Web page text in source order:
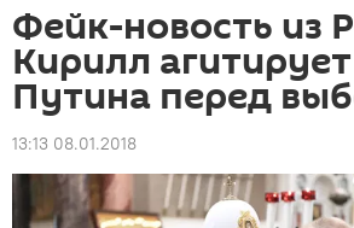
Фейк-новость из
Кирилл
Путина перед
13:13 08.01.2018